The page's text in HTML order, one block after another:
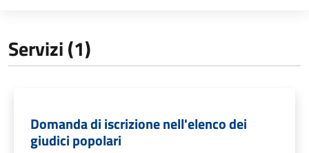
Servizi (1)
Domanda di iscrizione nell'elenco dei
giudici popolari